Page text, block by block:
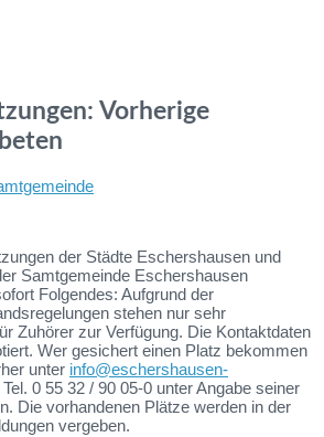
Vorherige
der Städte Eschershausen und
Samtgemeinde Eschershausen
Folgendes: Aufgrund der
stehen nur sehr
Zuhörer zur Verfügung. Die Kontaktdaten
Wer gesichert einen Platz bekommen
unter info@eschershausen-
0 55 32 / 90 05-0 unter Angabe seiner
Die vorhandenen Plätze werden in der
vergeben.